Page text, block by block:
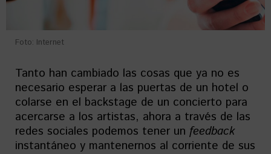
Foto: Internet
Tanto han cambiado las cosas que ya no es
necesario esperar a las puertas de un hotel o
colarse en el backstage de un concierto para
acercarse a los artistas, ahora a través de las
redes sociales podemos tener un feedback
instantáneo y mantenernos al corriente de sus